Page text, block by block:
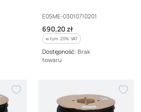
Kod producenta
E05ME-03010710201
Cena brutto
690,20 zł
w tym %s VAT
w tym 23% VAT
Dostępność: Brak
towaru